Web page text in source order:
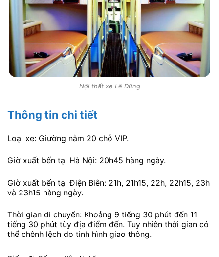
Nội thất xe Lê Dũng
Thông tin chi tiết
Loại xe: Giường nằm 20 chỗ VIP.
Giờ xuất bến tại Hà Nội: 20h45 hàng ngày.
Giờ xuất bến tại Điện Biên: 21h, 21h15, 22h, 22h15, 23h
và 23h15 hàng ngày.
Thời gian di chuyển: Khoảng 9 tiếng 30 phút đến 11
tiếng 30 phút tùy địa điểm đến. Tuy nhiên thời gian có
thể chênh lệch do tình hình giao thông.